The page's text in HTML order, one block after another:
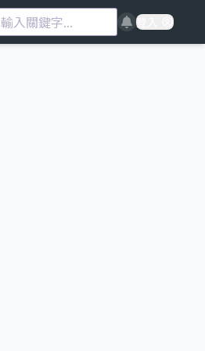
輸入關鍵字... 登入